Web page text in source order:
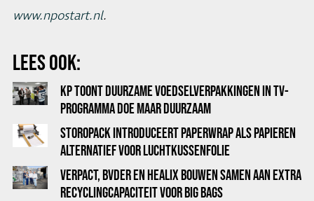
www.npostart.nl.
LEES OOK:
KP TOONT DUURZAME VOEDSELVERPAKKINGEN IN TV-
PROGRAMMA DOE MAAR DUURZAAM
STOROPACK INTRODUCEERT PAPERWRAP ALS PAPIEREN
ALTERNATIEF VOOR LUCHTKUSSENFOLIE
VERPACT, BVDER EN HEALIX BOUWEN SAMEN AAN EXTRA
RECYCLINGCAPACITEIT VOOR BIG BAGS